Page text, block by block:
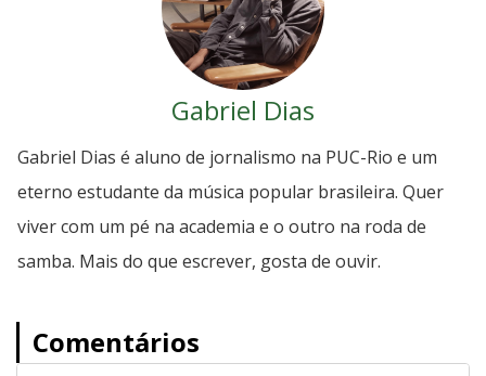
Gabriel Dias
Gabriel Dias é aluno de jornalismo na PUC-Rio e um
eterno estudante da música popular brasileira. Quer
viver com um pé na academia e o outro na roda de
samba. Mais do que escrever, gosta de ouvir.
Comentários